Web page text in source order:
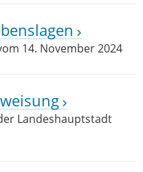
14. November 2024
Landeshauptstadt